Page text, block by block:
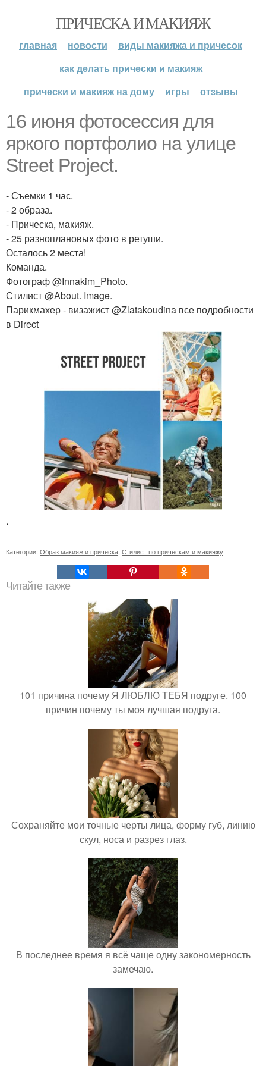
ПРИЧЕСКА И МАКИЯЖ
главная новости
виды макияжа и причесок
как делать прически и макияж
прически и макияж на дому
игры отзывы
16 июня фотосессия для
яркого портфолио на улице
Street Project.
- Съемки 1 час.
- 2 образа.
- Прическа, макияж.
- 25 разноплановых фото в ретуши.
Осталось 2 места!
Команда.
Фотограф @Innakim_Photo.
Стилист @About. Image.
Парикмахер - визажист @Zlatakoudina все подробности
в Direct
.
Категории: Образ макияж и прическа Стилист по прическам и макияжу
Читайте также
101 причина почему Я ЛЮБЛЮ ТЕБЯ подруге. 100
причин почему ты моя лучшая подруга.
Сохраняйте мои точные черты лица, форму губ, линию
скул, носа и разрез глаз.
В последнее время я всё чаще одну закономерность
замечаю.